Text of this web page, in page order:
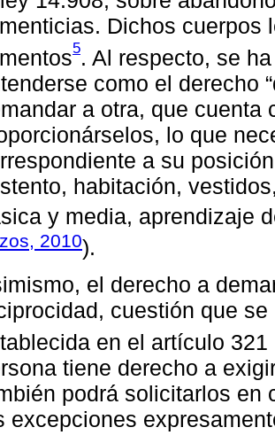
Dichos cuerpos
5. Al respecto, se
como el derecho
a otra, que cuenta
lo que
a su
habitación,
y media, aprendizaje
2010).
el derecho a
cuestión que
en el artículo
tiene derecho a
podrá solicitarlos en
excepciones